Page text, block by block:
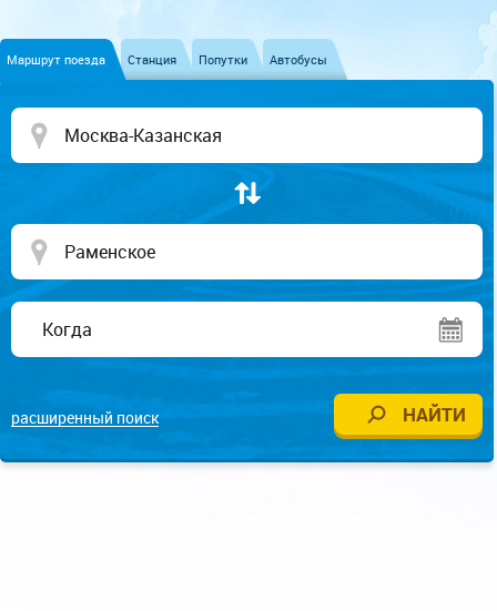
Маршрут поезда Станция Попутки Автобусы
расширенный поиск